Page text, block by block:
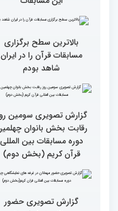
قاریان و حافظان فینالیست‌
در چهلمین دوره مسابقات
بین‌المللی قرآن معرفی
شدند
سطح مسابقات قرآنی در
کشور ایران بالاست/ تعریف
این مسابقات